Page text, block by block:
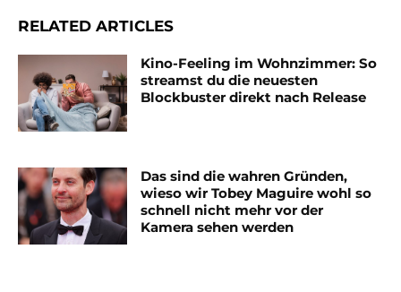
RELATED ARTICLES
Kino-Feeling im Wohnzimmer: So
streamst du die neuesten
Blockbuster direkt nach Release
Das sind die wahren Gründen,
wieso wir Tobey Maguire wohl so
schnell nicht mehr vor der
Kamera sehen werden